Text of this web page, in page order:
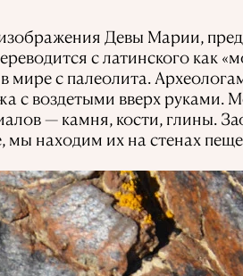
Девы Марии,
с латинского как
мире с палеолита.
с воздетыми вверх руками.
— камня, кости, глины.
находим их на стенах